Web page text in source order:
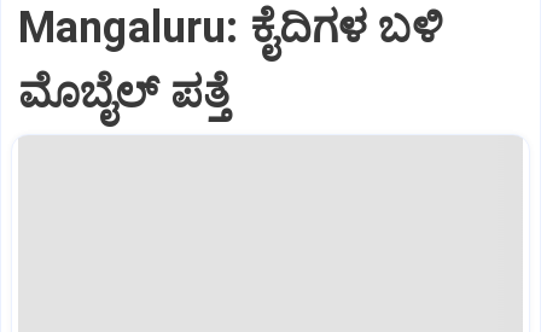
Mangaluru: ಕೈದಿಗಳ ಬಳಿ
ಮೊಬೈಲ್ ಪತ್ತೆ